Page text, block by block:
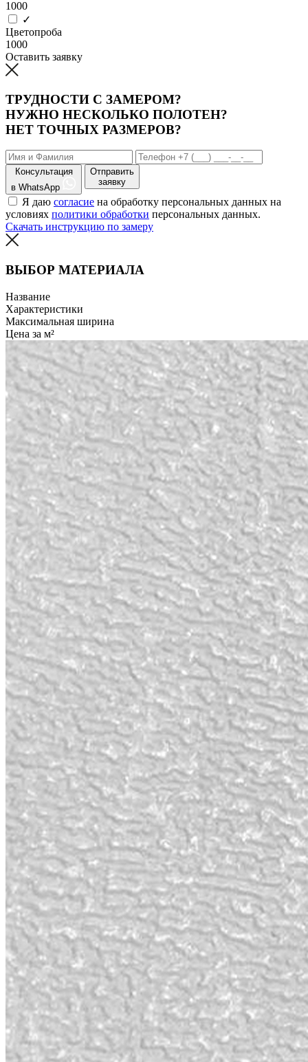
1000
✓
Цветопроба
1000
Оставить заявку
ТРУДНОСТИ С ЗАМЕРОМ?
НУЖНО НЕСКОЛЬКО ПОЛОТЕН?
НЕТ ТОЧНЫХ РАЗМЕРОВ?
Консультация
в WhatsApp
Отправить
заявку
Я даю согласие на обработку персональных данных на
условиях политики обработки персональных данных.
Скачать инструкцию по замеру
ВЫБОР МАТЕРИАЛА
Название
Характеристики
Максимальная ширина
Цена за м²